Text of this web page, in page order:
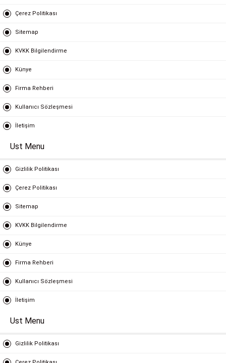
Çerez Politikası
Sitemap
KVKK Bilgilendirme
Künye
Firma Rehberi
Kullanıcı Sözleşmesi
İletişim
Ust Menu
Gizlilik Politikası
Çerez Politikası
Sitemap
KVKK Bilgilendirme
Künye
Firma Rehberi
Kullanıcı Sözleşmesi
İletişim
Ust Menu
Gizlilik Politikası